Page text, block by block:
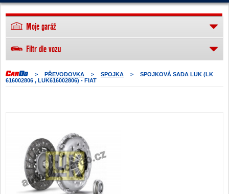
> PŘEVODOVKA > SPOJKA >
SPOJKOVÁ SADA LUK (LK
616002806 , LUK616002806) - FIAT
Moje garáž
Filtr dle vozu